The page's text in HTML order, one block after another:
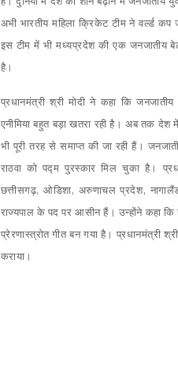
अभी भारतीय महिला क्रिकेट टीम ने वर्ल्ड कप
इस टीम में भी मध्यप्रदेश की एक जनजातीय
है।
प्रधानमंत्री श्री मोदी ने कहा कि
एनीमिया बहुत बड़ा खतरा रही है। अब तक देश
भी पूरी तरह से समाप्त की जा रही हैं।
राठवा को पद्म पुरस्कार मिल चुका है।
छत्तीसगढ़, ओडिशा, अरुणाचल प्रदेश,
राज्यपाल के पद पर आसीन हैं। उन्होंने कहा
प्रेरणास्त्रोत गीत बन गया है। प्रधानमंत्री
कराया।